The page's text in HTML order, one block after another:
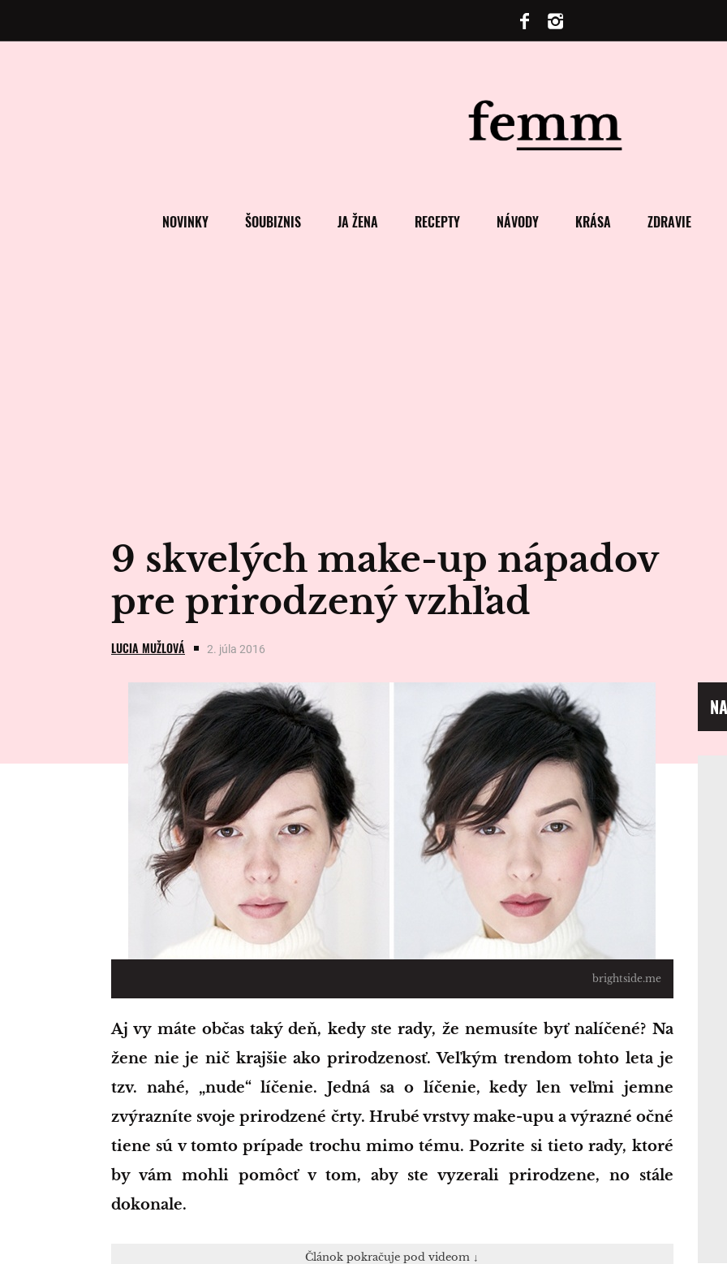
NOVINKY ŠOUBIZNIS JA ŽENA RECEPTY NÁVODY KRÁSA ZDRAVIE
9 skvelých make-up nápadov
pre prirodzený vzhľad
LUCIA MUŽLOVÁ 2. júla 2016
brightside.me
Aj vy máte občas taký deň, kedy ste rady, že nemusíte byť nalíčené? Na
žene nie je nič krajšie ako prirodzenosť. Veľkým trendom tohto leta je
tzv. nahé, „nude“ líčenie. Jedná sa o líčenie, kedy len veľmi jemne
zvýrazníte svoje prirodzené črty. Hrubé vrstvy make-upu a výrazné očné
tiene sú v tomto prípade trochu mimo tému. Pozrite si tieto rady, ktoré
by vám mohli pomôcť v tom, aby ste vyzerali prirodzene, no stále
dokonale.
Článok pokračuje pod videom ↓